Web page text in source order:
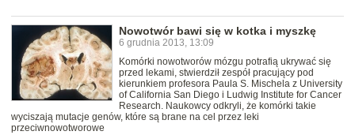
Nowotwór bawi się w kotka i myszkę
6 grudnia 2013, 13:09
Komórki nowotworów mózgu potrafią ukrywać się
przed lekami, stwierdził zespół pracujący pod
kierunkiem profesora Paula S. Mischela z University
of California San Diego i Ludwig Institute for Cancer
Research. Naukowcy odkryli, że komórki takie
wyciszają mutacje genów, które są brane na cel przez leki
przeciwnowotworowe